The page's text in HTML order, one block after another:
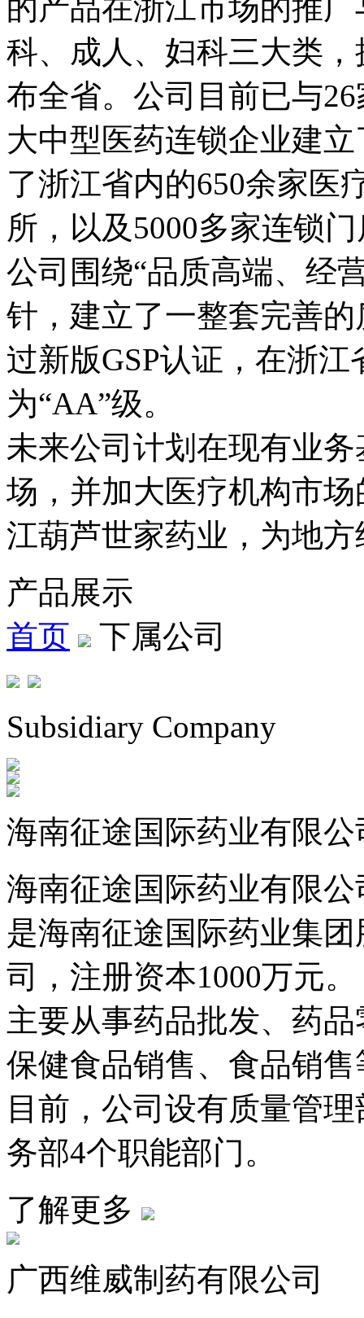
的产品在浙江市场的推
科、成人、妇科三大类
布全省。公司目前已与
大中型医药连锁企业建
了浙江省内的650余家医
所，以及5000多家连锁
公司围绕“品质高端、经
针，建立了一整套完善
过新版GSP认证，在浙
为“AA”级。
未来公司计划在现有业
场，并加大医疗机构市
江葫芦世家药业，为地
产品展示
首页
下属公司
Subsidiary Company
海南征途国际药业有限公
海南征途国际药业有限
是海南征途国际药业集
司，注册资本1000万元。
主要从事药品批发、药
保健食品销售、食品销
目前，公司设有质量管
务部4个职能部门。
了解更多
广西维威制药有限公司